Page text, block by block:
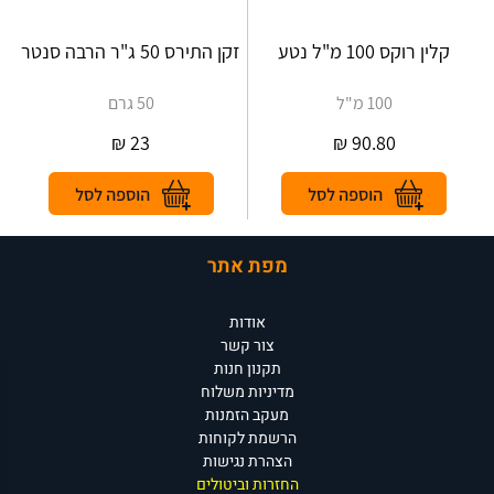
קלין רוקס 100 מ"ל נטע
100 מ"ל
90.80
₪
זקן התירס 50 ג"ר הרבה סנטר
50 גרם
23
₪
מפת אתר
אודות
צור קשר
תקנון חנות
מדיניות משלוח
מעקב הזמנות
הרשמת לקוחות
הצהרת נגישות
החזרות וביטולים